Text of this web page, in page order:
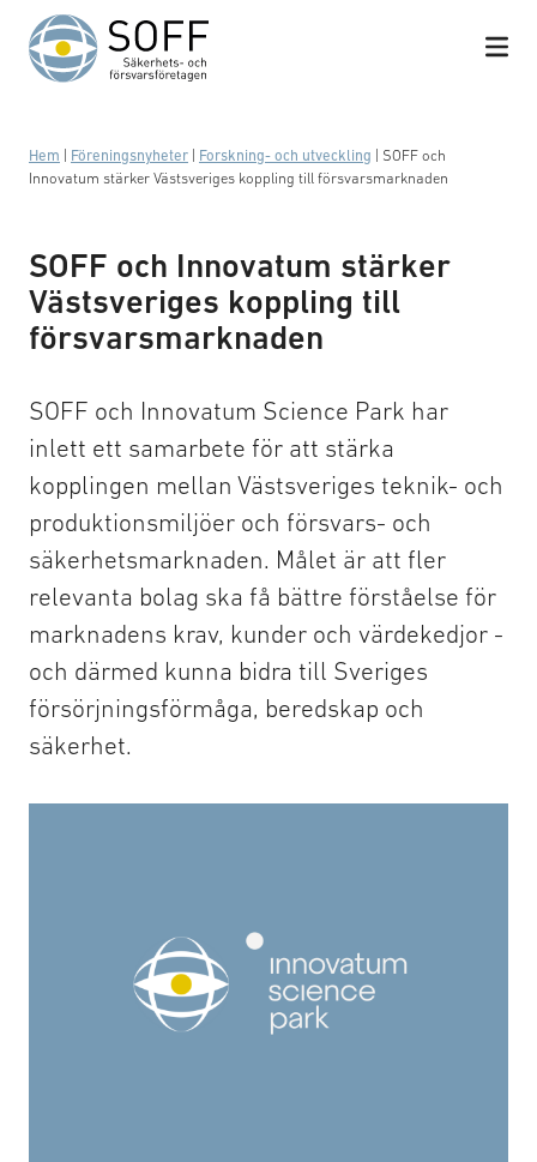
Hoppa till innehåll
Hem Föreningsnyheter Forskning- och utveckling
SOFF och
Innovatum stärker Västsveriges koppling till försvarsmarknaden
SOFF och Innovatum stärker
Västsveriges koppling till
försvarsmarknaden
SOFF och Innovatum Science Park har
inlett ett samarbete för att stärka
kopplingen mellan Västsveriges teknik- och
produktionsmiljöer och försvars- och
säkerhetsmarknaden. Målet är att fler
relevanta bolag ska få bättre förståelse för
marknadens krav, kunder och värdekedjor -
och därmed kunna bidra till Sveriges
försörjningsförmåga, beredskap och
säkerhet.